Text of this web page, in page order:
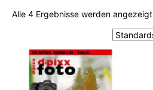
Alle 4 Ergebnisse werden angezeigt